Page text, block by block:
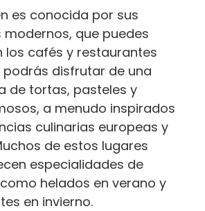
es conocida por sus
que puedes
los cafés y restaurantes
podrás disfrutar de una
de tortas, pasteles y
a menudo inspirados
culinarias europeas y
de estos lugares
especialidades de
helados en verano y
en invierno.